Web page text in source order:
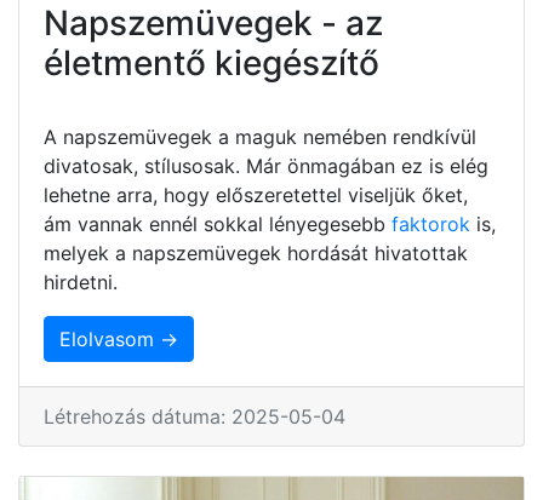
Napszemüvegek - az
életmentő kiegészítő
A napszemüvegek a maguk nemében rendkívül
divatosak, stílusosak. Már önmagában ez is elég
lehetne arra, hogy előszeretettel viseljük őket,
ám vannak ennél sokkal lényegesebb faktorok is,
melyek a napszemüvegek hordását hivatottak
hirdetni.
Elolvasom →
Létrehozás dátuma: 2025-05-04